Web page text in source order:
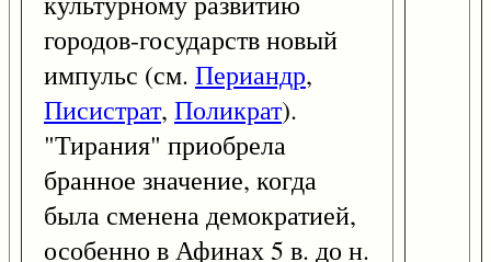
городов-государств новый
импульс (см. Периандр,
Писистрат, Поликрат).
"Тирания" приобрела
бранное значение, когда
была сменена демократией,
особенно в Афинах 5 в. до н.